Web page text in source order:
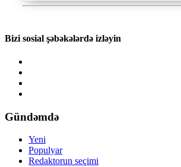
Bizi sosial şəbəkələrdə izləyin
Gündəmdə
Yeni
Populyar
Redaktorun seçimi